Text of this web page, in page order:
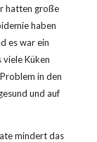
hatten große
haben
es war ein
viele Küken
in den
und auf
mindert das